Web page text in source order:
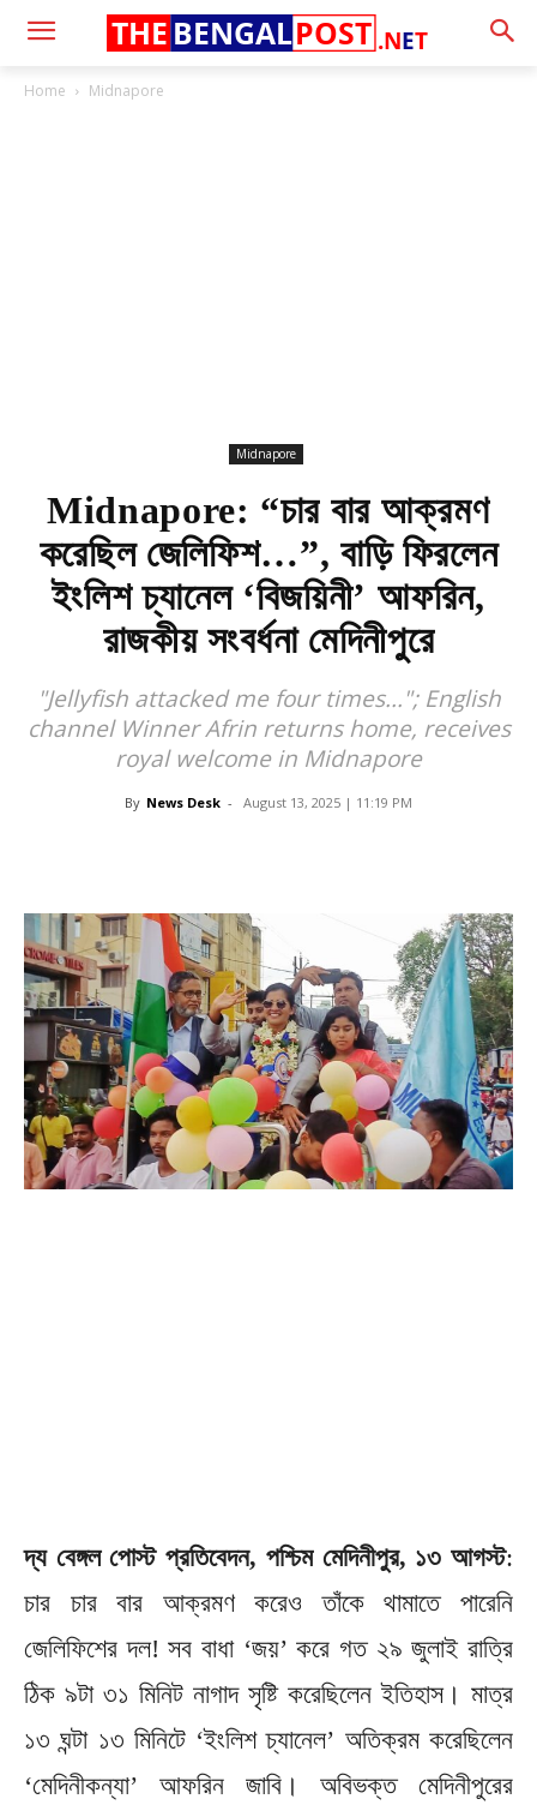
.NET
THE BENGALPOST
Home Midnapore
Midnapore
Midnapore: “চার বার আক্রমণ
করেছিল জেলিফিশ…”, বাড়ি ফিরলেন
ইংলিশ চ্যানেল ‘বিজয়িনী’ আফরিন,
রাজকীয় সংবর্ধনা মেদিনীপুরে
"Jellyfish attacked me four times..."; English
channel Winner Afrin returns home, receives
royal welcome in Midnapore
By News Desk - August 13, 2025 | 11:19 PM
দ্য বেঙ্গল পোস্ট প্রতিবেদন, পশ্চিম মেদিনীপুর, ১৩ আগস্ট:
চার চার বার আক্রমণ করেও তাঁকে থামাতে পারেনি
জেলিফিশের দল! সব বাধা ‘জয়’ করে গত ২৯ জুলাই রাত্রি
ঠিক ৯টা ৩১ মিনিট নাগাদ সৃষ্টি করেছিলেন ইতিহাস। মাত্র
১৩ ঘন্টা ১৩ মিনিটে ‘ইংলিশ চ্যানেল’ অতিক্রম করেছিলেন
‘মেদিনীকন্যা’ আফরিন জাবি। অবিভক্ত মেদিনীপুরের